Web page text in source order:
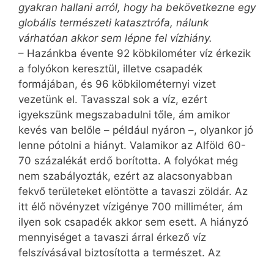
gyakran hallani arról, hogy ha bekövetkezne egy
globális természeti katasztrófa, nálunk
várhatóan akkor sem lépne fel vízhiány.
– Hazánkba évente 92 köbkilométer víz érkezik
a folyókon keresztül, illetve csapadék
formájában, és 96 köbkilométernyi vizet
vezetünk el. Tavasszal sok a víz, ezért
igyekszünk megszabadulni tőle, ám amikor
kevés van belőle – például nyáron –, olyankor jó
lenne pótolni a hiányt. Valamikor az Alföld 60-
70 százalékát erdő borította. A folyókat még
nem szabályozták, ezért az alacsonyabban
fekvő területeket elöntötte a tavaszi zöldár. Az
itt élő növényzet vízigénye 700 milliméter, ám
ilyen sok csapadék akkor sem esett. A hiányzó
mennyiséget a tavaszi árral érkező víz
felszívásával biztosította a természet. Az